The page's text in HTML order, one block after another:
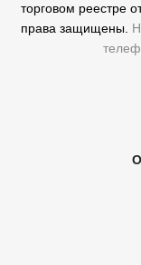
торговом реестре
права защищены.